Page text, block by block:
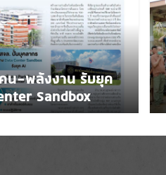
น-พลังงาน รับยุค
Sandbox